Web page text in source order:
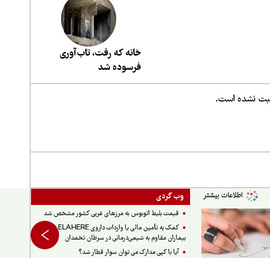
خانه که رفت، تاب‌آوری
فرسوده شد
نشده است.
وب گردی
قیمت بلیط اتوبوس به مرزهای غربی کشور مشخص شد
کمک به تأمین مالی یا واردات داروی ELAHERE برای
بیماران مقاوم به شیمی‌درمانی در سرطان تخمدان
آیا با کپی مدارک می توان سوار قطار شد؟